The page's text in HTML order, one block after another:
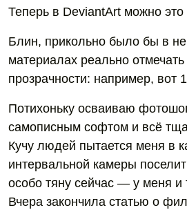
Теперь в DeviantArt можно это
Блин, прикольно было бы в
материалах реально
прозрачности: например, вот
Потихоньку осваиваю
самописным софтом и всё
Кучу людей пытается меня в
интервальной камеры
особо тяну сейчас — у меня и
Вчера закончила статью о